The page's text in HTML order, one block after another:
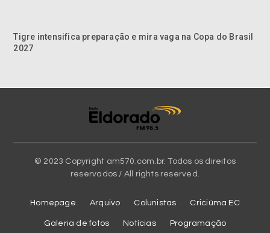
Tigre intensifica preparação e mira vaga na Copa do Brasil
2027
© 2023 Copyright am570.com.br. Todos os direitos
reservados / All rights reserved.
Homepage Arquivo Colunistas Criciúma EC
Galeria de fotos Notícias Programação